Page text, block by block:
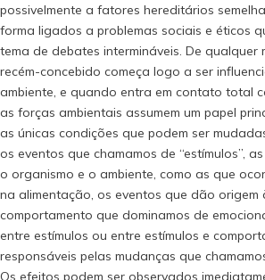
possivelmente a fatores hereditários
forma ligados a problemas sociais e éticos
tema de debates intermináveis. De qualquer
recém-concebido começa logo a ser
ambiente, e quando entra em contato total
as forças ambientais assumem um papel
as únicas condições que podem ser
os eventos que chamamos de “estímulos’’,
o organismo e o ambiente, como as que
na alimentação, os eventos que dão origem
comportamento que dominamos de
entre estímulos ou entre estímulos e
responsáveis pelas mudanças que
Os efeitos podem ser observados